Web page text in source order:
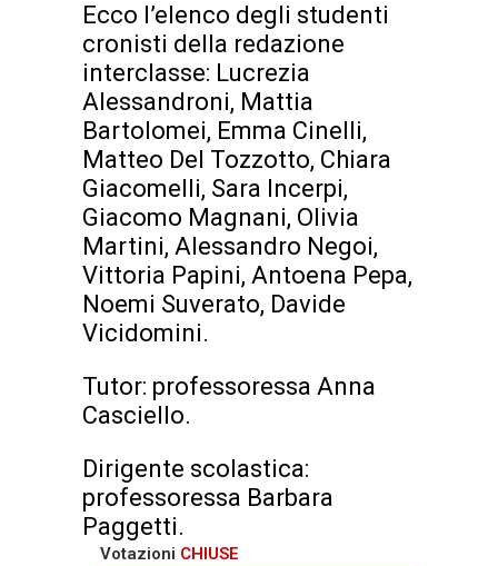
Ecco l’elenco degli studenti
cronisti della redazione
interclasse: Lucrezia
Alessandroni, Mattia
Bartolomei, Emma Cinelli,
Matteo Del Tozzotto, Chiara
Giacomelli, Sara Incerpi,
Giacomo Magnani, Olivia
Martini, Alessandro Negoi,
Vittoria Papini, Antoena Pepa,
Noemi Suverato, Davide
Vicidomini.
Tutor: professoressa Anna
Casciello.
Dirigente scolastica:
professoressa Barbara
Paggetti.
Votazioni CHIUSE